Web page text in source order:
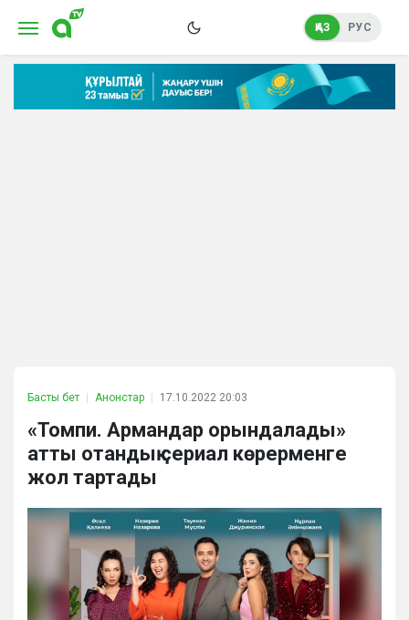
ҚАЗ РУС
Басты бет Анонстар 17.10.2022 20:03
«Томпи. Армандар орындалады»
атты отандық сериал көрерменге
жол тартады